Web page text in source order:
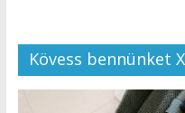
Kövess bennünket